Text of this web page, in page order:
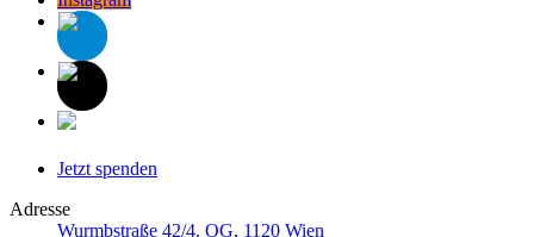
Jetzt spenden
Adresse
Wurmbstraße 42/4. OG, 1120 Wien